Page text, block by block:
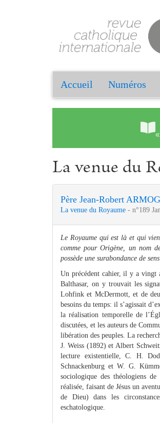
Accueil Numéros
La venue du
Père Jean-Robert
La venue du Royaume - n°189
Le Royaume qui est là et qui
comme pour Origène, un nom
possède une surabondance de
Un précédent cahier, il y a vingt
Balthasar, on y trouvait les
Lohfink et McDermott, et de
besoins du temps: il s’agissait
la réalisation temporelle de
discutées, et les auteurs de
libération des peuples. La
J. Weiss (1892) et Albert
lecture existentielle, C. H.
Schnackenburg et W. G.
sociologique des théologiens
réalisée, faisant de Jésus un
de Dieu) dans les
eschatologique.